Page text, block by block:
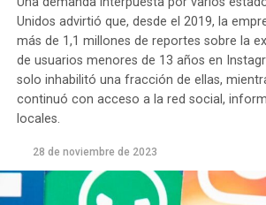
Unidos advirtió que, desde el 2019, la
más de 1,1 millones de reportes sobre la
de usuarios menores de 13 años en
solo inhabilitó una fracción de ellas,
continuó con acceso a la red social,
locales.
28 de noviembre de 2023